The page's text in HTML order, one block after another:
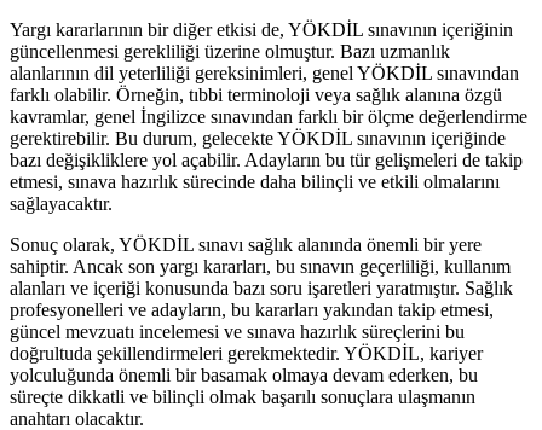
Yargı kararlarının bir diğer etkisi de, YÖKDİL sınavının içeriğinin
güncellenmesi gerekliliği üzerine olmuştur. Bazı uzmanlık
alanlarının dil yeterliliği gereksinimleri, genel YÖKDİL sınavından
farklı olabilir. Örneğin, tıbbi terminoloji veya sağlık alanına özgü
kavramlar, genel İngilizce sınavından farklı bir ölçme değerlendirme
gerektirebilir. Bu durum, gelecekte YÖKDİL sınavının içeriğinde
bazı değişikliklere yol açabilir. Adayların bu tür gelişmeleri de takip
etmesi, sınava hazırlık sürecinde daha bilinçli ve etkili olmalarını
sağlayacaktır.
Sonuç olarak, YÖKDİL sınavı sağlık alanında önemli bir yere
sahiptir. Ancak son yargı kararları, bu sınavın geçerliliği, kullanım
alanları ve içeriği konusunda bazı soru işaretleri yaratmıştır. Sağlık
profesyonelleri ve adayların, bu kararları yakından takip etmesi,
güncel mevzuatı incelemesi ve sınava hazırlık süreçlerini bu
doğrultuda şekillendirmeleri gerekmektedir. YÖKDİL, kariyer
yolculuğunda önemli bir basamak olmaya devam ederken, bu
süreçte dikkatli ve bilinçli olmak başarılı sonuçlara ulaşmanın
anahtarı olacaktır.